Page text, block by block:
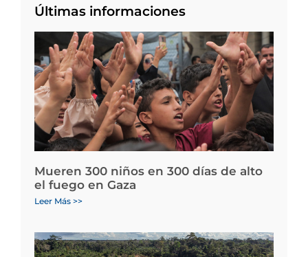
Últimas informaciones
Mueren 300 niños en 300 días de alto
el fuego en Gaza
Leer Más >>